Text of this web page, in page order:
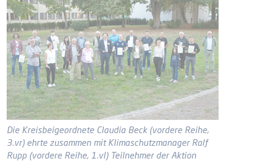
Die Kreisbeigeordnete Claudia Beck (vordere Reihe,
3.vr) ehrte zusammen mit Klimaschutzmanager Ralf
Rupp (vordere Reihe, 1.vl) Teilnehmer der Aktion